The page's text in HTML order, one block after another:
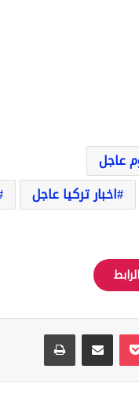
عاجل
اخبار تركيا عاجل
‫Pocket مشاركة عبر البريد طباعة